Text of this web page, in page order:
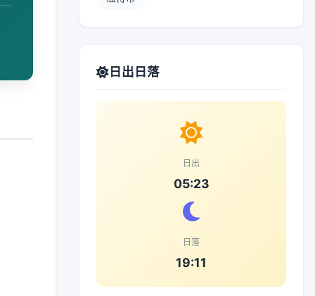
日出日落
日出
05:23
日落
19:11